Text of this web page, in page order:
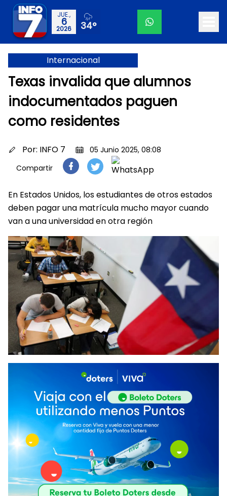
JUE.,
6
2026 34°
Internacional
Texas invalida que alumnos
indocumentados paguen
como residentes
Por: INFO 7
05 Junio 2025, 08:08
Compartir
En Estados Unidos, los estudiantes de otros estados
deben pagar una matrícula mucho mayor cuando
van a una universidad en otra región